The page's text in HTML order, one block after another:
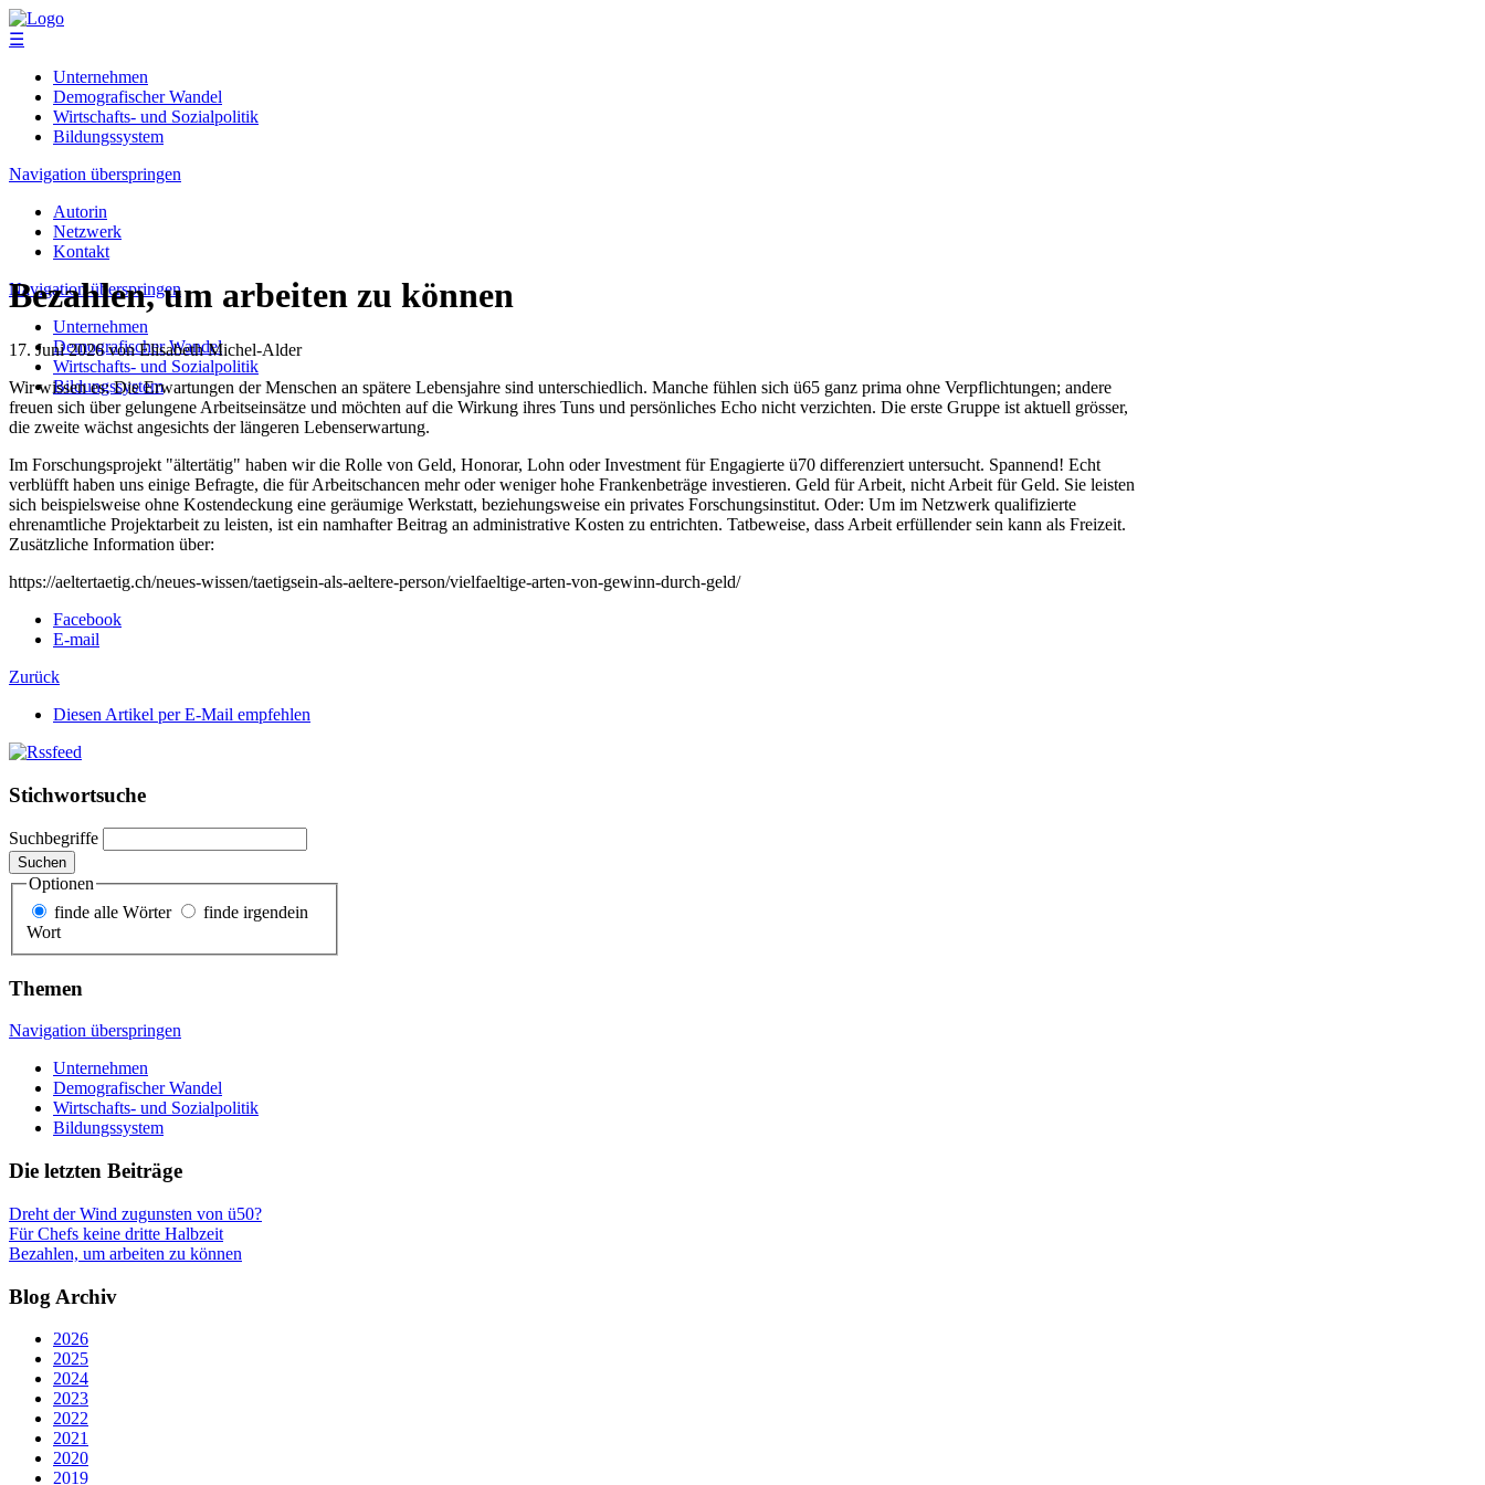
☰
Unternehmen
Demografischer Wandel
Wirtschafts- und Sozialpolitik
Bildungssystem
Navigation überspringen
Autorin
Netzwerk
Kontakt
Navigation überspringen
Unternehmen
Demografischer Wandel
Wirtschafts- und Sozialpolitik
Bildungssystem
Bezahlen, um arbeiten zu können
17. Juni 2026von Elisabeth Michel-Alder
Wir wissen es: Die Erwartungen der Menschen an spätere Lebensjahre sind unterschiedlich. Manche fühlen sich ü65 ganz prima ohne Verpflichtungen; andere
freuen sich über gelungene Arbeitseinsätze und möchten auf die Wirkung ihres Tuns und persönliches Echo nicht verzichten. Die erste Gruppe ist aktuell grösser,
die zweite wächst angesichts der längeren Lebenserwartung.
Im Forschungsprojekt "ältertätig" haben wir die Rolle von Geld, Honorar, Lohn oder Investment für Engagierte ü70 differenziert untersucht. Spannend! Echt
verblüfft haben uns einige Befragte, die für Arbeitschancen mehr oder weniger hohe Frankenbeträge investieren. Geld für Arbeit, nicht Arbeit für Geld. Sie leisten
sich beispielsweise ohne Kostendeckung eine geräumige Werkstatt, beziehungsweise ein privates Forschungsinstitut. Oder: Um im Netzwerk qualifizierte
ehrenamtliche Projektarbeit zu leisten, ist ein namhafter Beitrag an administrative Kosten zu entrichten. Tatbeweise, dass Arbeit erfüllender sein kann als Freizeit.
Zusätzliche Information über:
https://aeltertaetig.ch/neues-wissen/taetigsein-als-aeltere-person/vielfaeltige-arten-von-gewinn-durch-geld/
Facebook
E-mail
Zurück
Diesen Artikel per E-Mail empfehlen
Stichwortsuche
Suchbegriffe
Suchen
Optionen
finde alle Wörter
finde irgendein
Wort
Themen
Navigation überspringen
Unternehmen
Demografischer Wandel
Wirtschafts- und Sozialpolitik
Bildungssystem
Die letzten Beiträge
Dreht der Wind zugunsten von ü50?
Für Chefs keine dritte Halbzeit
Bezahlen, um arbeiten zu können
Blog Archiv
2026
2025
2024
2023
2022
2021
2020
2019